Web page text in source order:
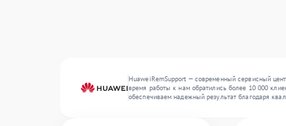
HuaweiRemSupport — современный сервисный
время работы к нам обратились более 10 000
обеспечиваем надежный результат благодаря